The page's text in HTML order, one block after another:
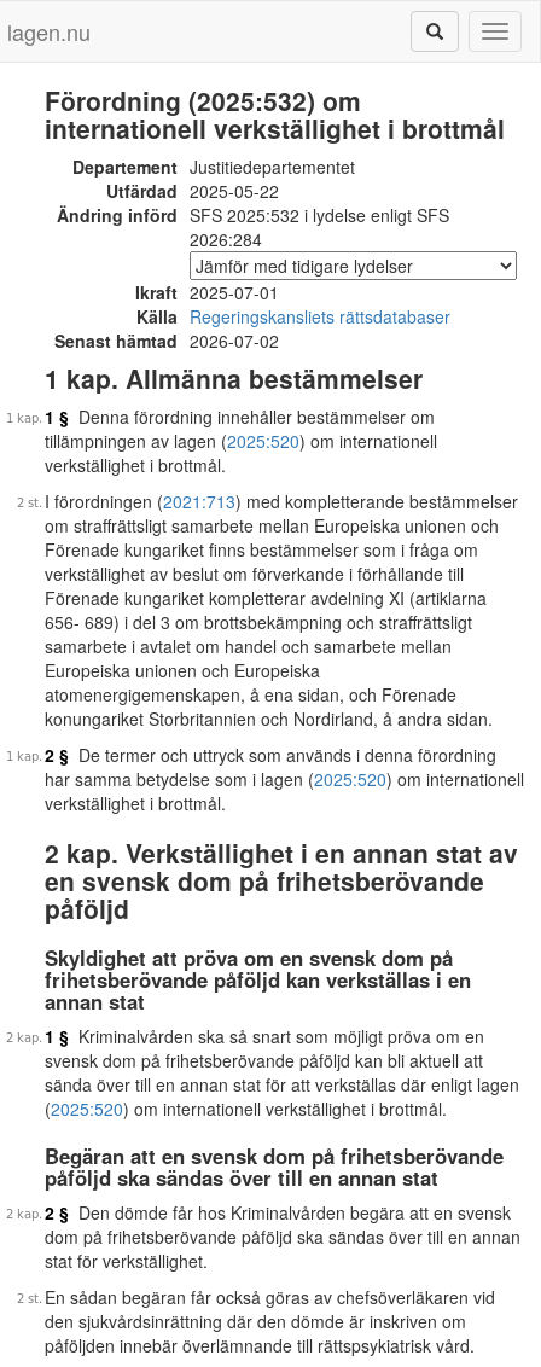
lagen.nu
Förordning (2025:532) om
internationell verkställighet i brottmål
Departement Justitiedepartementet
Utfärdad 2025-05-22
Ändring införd SFS 2025:532 i lydelse enligt SFS
2026:284
Ikraft 2025-07-01
Källa Regeringskansliets rättsdatabaser
Senast hämtad 2026-07-02
1 kap. Allmänna bestämmelser
1 § Denna förordning innehåller bestämmelser om
tillämpningen av lagen (2025:520) om internationell
verkställighet i brottmål.
I förordningen (2021:713) med kompletterande bestämmelser
om straffrättsligt samarbete mellan Europeiska unionen och
Förenade kungariket finns bestämmelser som i fråga om
verkställighet av beslut om förverkande i förhållande till
Förenade kungariket kompletterar avdelning XI (artiklarna
656- 689) i del 3 om brottsbekämpning och straffrättsligt
samarbete i avtalet om handel och samarbete mellan
Europeiska unionen och Europeiska
atomenergigemenskapen, å ena sidan, och Förenade
konungariket Storbritannien och Nordirland, å andra sidan.
2 § De termer och uttryck som används i denna förordning
har samma betydelse som i lagen (2025:520) om internationell
verkställighet i brottmål.
2 kap. Verkställighet i en annan stat av
en svensk dom på frihetsberövande
påföljd
Skyldighet att pröva om en svensk dom på
frihetsberövande påföljd kan verkställas i en
annan stat
1 § Kriminalvården ska så snart som möjligt pröva om en
svensk dom på frihetsberövande påföljd kan bli aktuell att
sända över till en annan stat för att verkställas där enligt lagen
(2025:520) om internationell verkställighet i brottmål.
Begäran att en svensk dom på frihetsberövande
påföljd ska sändas över till en annan stat
2 § Den dömde får hos Kriminalvården begära att en svensk
dom på frihetsberövande påföljd ska sändas över till en annan
stat för verkställighet.
En sådan begäran får också göras av chefsöverläkaren vid
den sjukvårdsinrättning där den dömde är inskriven om
påföljden innebär överlämnande till rättspsykiatrisk vård.